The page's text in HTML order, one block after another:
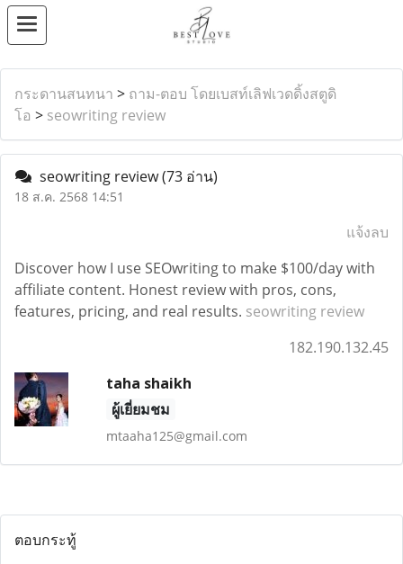
กระดานสนทนา > ถาม-ตอบ โดยเบสท์เลิฟเวดดิ้งสตูดิ
โอ > seowriting review
seowriting review(73 อ่าน)
18 ส.ค. 2568 14:51
แจ้งลบ
Discover how I use SEOwriting to make $100/day with
affiliate content. Honest review with pros, cons,
features, pricing, and real results. seowriting review
182.190.132.45
taha shaikh
ผู้เยี่ยมชม
mtaaha125@gmail.com
ตอบกระทู้